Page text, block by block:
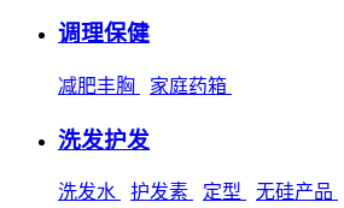
调理保健
减肥丰胸 家庭药箱
洗发护发
洗发水 护发素 定型 无硅产品